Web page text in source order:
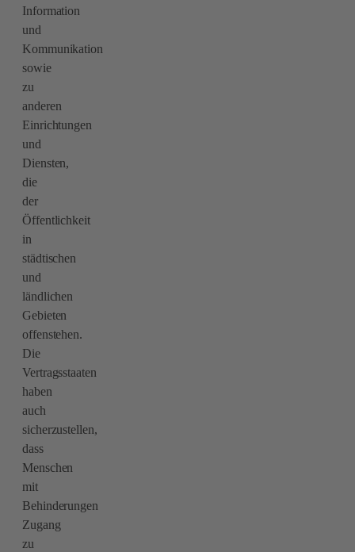
Information
und
Kommunikation
sowie
zu
anderen
Einrichtungen
und
Diensten,
die
der
Öffentlichkeit
in
städtischen
und
ländlichen
Gebieten
offenstehen.
Die
Vertragsstaaten
haben
auch
sicherzustellen,
dass
Menschen
mit
Behinderungen
Zugang
zu